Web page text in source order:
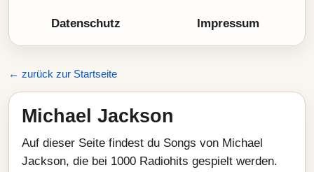
Datenschutz Impressum
← zurück zur Startseite
Michael Jackson
Auf dieser Seite findest du Songs von Michael
Jackson, die bei 1000 Radiohits gespielt werden.